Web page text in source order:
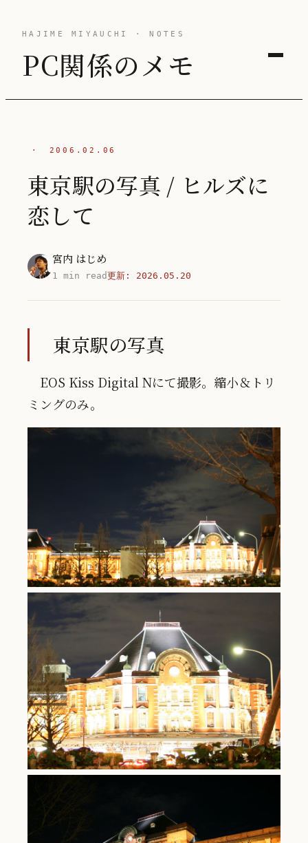
HAJIME MIYAUCHI · NOTES
PC関係のメモ
· 2006.02.06
東京駅の写真 / ヒルズに
恋して
宮内 はじめ
1 min read更新: 2026.05.20
東京駅の写真
EOS Kiss Digital Nにて撮影。縮小＆トリ
ミングのみ。